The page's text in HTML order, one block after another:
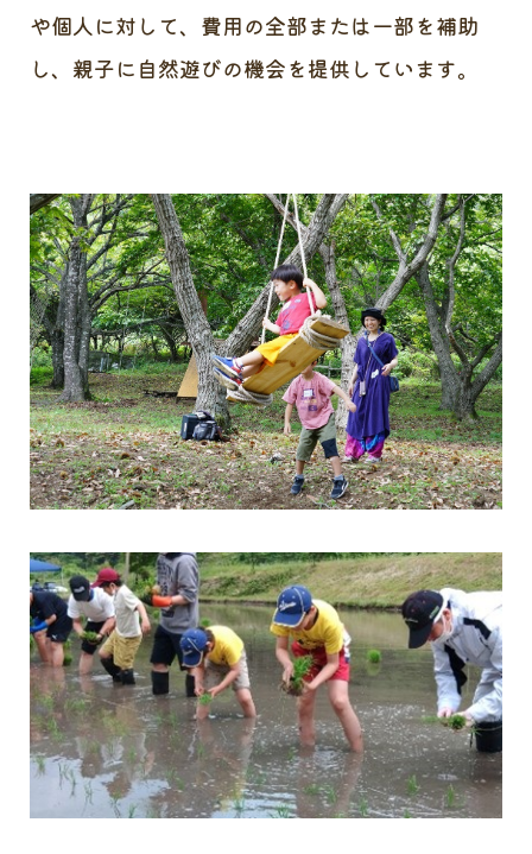
や個人に対して、費用の全部または一部を補助
し、親子に自然遊びの機会を提供しています。